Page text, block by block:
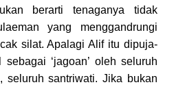
berarti tenaganya tidak
yang menggandrungi
silat. Apalagi Alif itu dipuja-
‘jagoan’ oleh seluruh
seluruh santriwati. Jika bukan